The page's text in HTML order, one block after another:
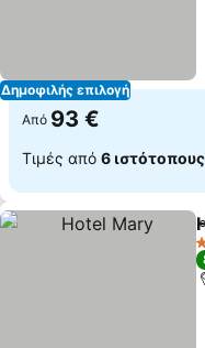
Δημοφιλής επιλογή
Από 93 €
Τιμές από 6 ιστότοπους